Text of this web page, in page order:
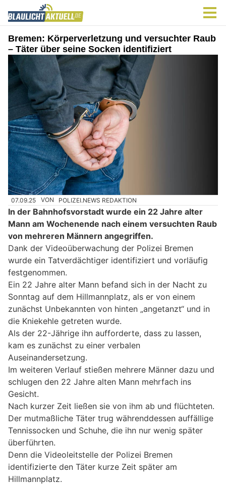
Bremen: Körperverletzung und versuchter Raub
– Täter über seine Socken identifiziert
07.09.25 VON POLIZEI.NEWS REDAKTION
In der Bahnhofsvorstadt wurde ein 22 Jahre alter
Mann am Wochenende nach einem versuchten Raub
von mehreren Männern angegriffen.
Dank der Videoüberwachung der Polizei Bremen
wurde ein Tatverdächtiger identifiziert und vorläufig
festgenommen.
Ein 22 Jahre alter Mann befand sich in der Nacht zu
Sonntag auf dem Hillmannplatz, als er von einem
zunächst Unbekannten von hinten „angetanzt“ und in
die Kniekehle getreten wurde.
Als der 22-Jährige ihn aufforderte, dass zu lassen,
kam es zunächst zu einer verbalen
Auseinandersetzung.
Im weiteren Verlauf stießen mehrere Männer dazu und
schlugen den 22 Jahre alten Mann mehrfach ins
Gesicht.
Nach kurzer Zeit ließen sie von ihm ab und flüchteten.
Der mutmaßliche Täter trug währenddessen auffällige
Tennissocken und Schuhe, die ihn nur wenig später
überführten.
Denn die Videoleitstelle der Polizei Bremen
identifizierte den Täter kurze Zeit später am
Hillmannplatz.